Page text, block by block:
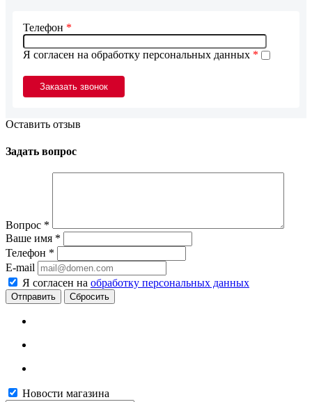
Я согласен на обработку персональных данных *
Телефон *
Оставить отзыв
Задать вопрос
Вопрос *
Ваше имя *
Телефон *
E-mail
Я согласен на обработку персональных данных
Сбросить
Новости магазина